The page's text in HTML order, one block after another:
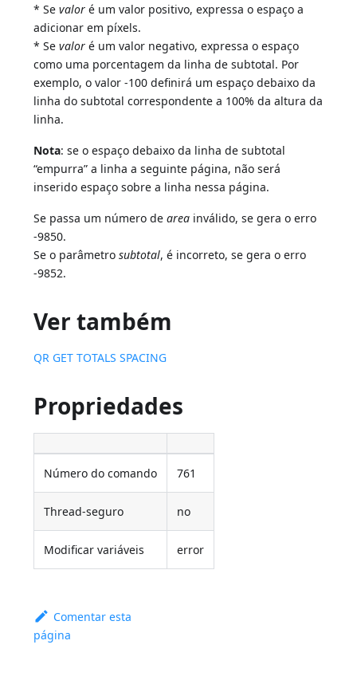
* Sevalor é um valor positivo, expressa o espaço a
adicionar em píxels.
* Sevalor é um valor negativo, expressa o espaço
como uma porcentagem da linha de subtotal. Por
exemplo, o valor -100 definirá um espaço debaixo da
linha do subtotal correspondente a 100% da altura da
linha.
Nota: se o espaço debaixo da linha de subtotal
“empurra” a linha a seguinte página, não será
inserido espaço sobre a linha nessa página.
Se passa um número dearea inválido, se gera o erro
-9850.
Se o parâmetrosubtotal, é incorreto, se gera o erro
-9852.
Ver também
QR GET TOTALS SPACING
Propriedades
Número do comando 761
Thread-seguro no
Modificar variáveis error
Comentar esta
página